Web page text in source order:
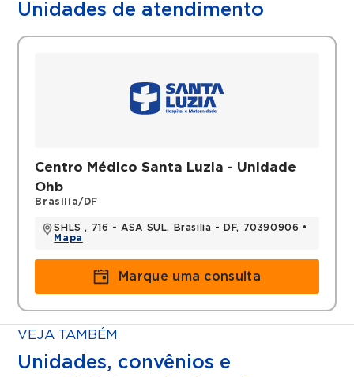
Unidades de atendimento
Centro Médico Santa Luzia - Unidade
Ohb
Brasilia/DF
SHLS , 716 - ASA SUL, Brasilia - DF, 70390906 •
Mapa
Marque uma consulta
VEJA TAMBÉM
Unidades, convênios e